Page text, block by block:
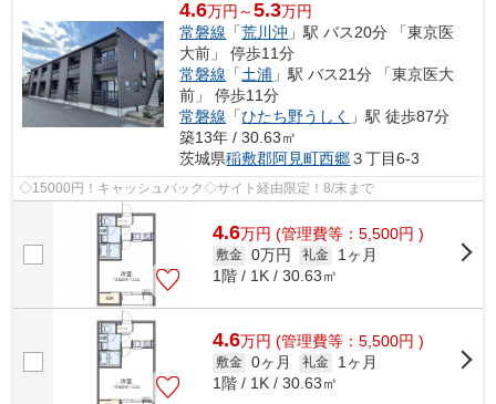
4.6万円～5.3万円
常磐線 「荒川沖 」駅 バス20分 「東京医
大前」 停歩11分
常磐線 「土浦 」駅 バス21分 「東京医大
前」 停歩11分
常磐線 「ひたち野うしく
」駅 徒歩87分
築13年 / 30.63㎡
茨城県稲敷郡阿見町西郷３丁目6-3
◇15000円！キャッシュバック◇サイト経由限定！8/末まで
4.6万円 (管理費等：5,500円 )
敷金 0万円 礼金
1ヶ月
1階 / 1K / 30.63㎡
4.6万円 (管理費等：5,500円 )
敷金 0ヶ月 礼金
1ヶ月
1階 / 1K / 30.63㎡